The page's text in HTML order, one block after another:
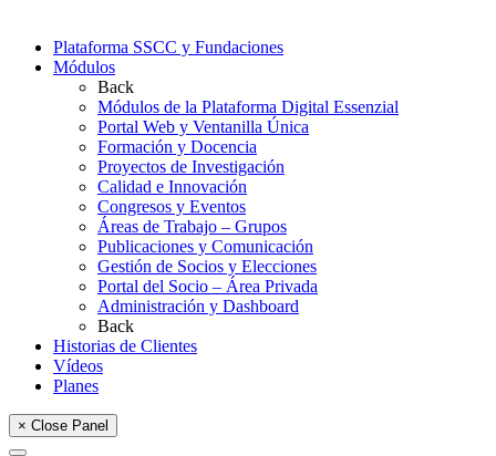
Plataforma SSCC y Fundaciones
Módulos
Back
Módulos de la Plataforma Digital Essenzial
Portal Web y Ventanilla Única
Formación y Docencia
Proyectos de Investigación
Calidad e Innovación
Congresos y Eventos
Áreas de Trabajo – Grupos
Publicaciones y Comunicación
Gestión de Socios y Elecciones
Portal del Socio – Área Privada
Administración y Dashboard
Back
Historias de Clientes
Vídeos
Planes
× Close Panel